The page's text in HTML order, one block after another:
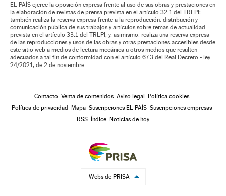
EL PAÍS ejerce la oposición expresa frente al uso de sus obras y prestaciones en
la elaboración de revistas de prensa prevista en el artículo 32.1 del TRLPI;
también realiza la reserva expresa frente a la reproducción, distribución y
comunicación pública de sus trabajos y artículos sobre temas de actualidad
prevista en el artículo 33.1 del TRLPI; y, asimismo, realiza una reserva expresa
de las reproducciones y usos de las obras y otras prestaciones accesibles desde
este sitio web a medios de lectura mecánica u otros medios que resulten
adecuados a tal fin de conformidad con el artículo 67.3 del Real Decreto - ley
24/2021, de 2 de noviembre
Contacto Venta de contenidos Aviso legal Política cookies
Política de privacidad Mapa Suscripciones EL PAÍS Suscripciones empresas
RSS Índice Noticias de hoy
Webs de PRISA